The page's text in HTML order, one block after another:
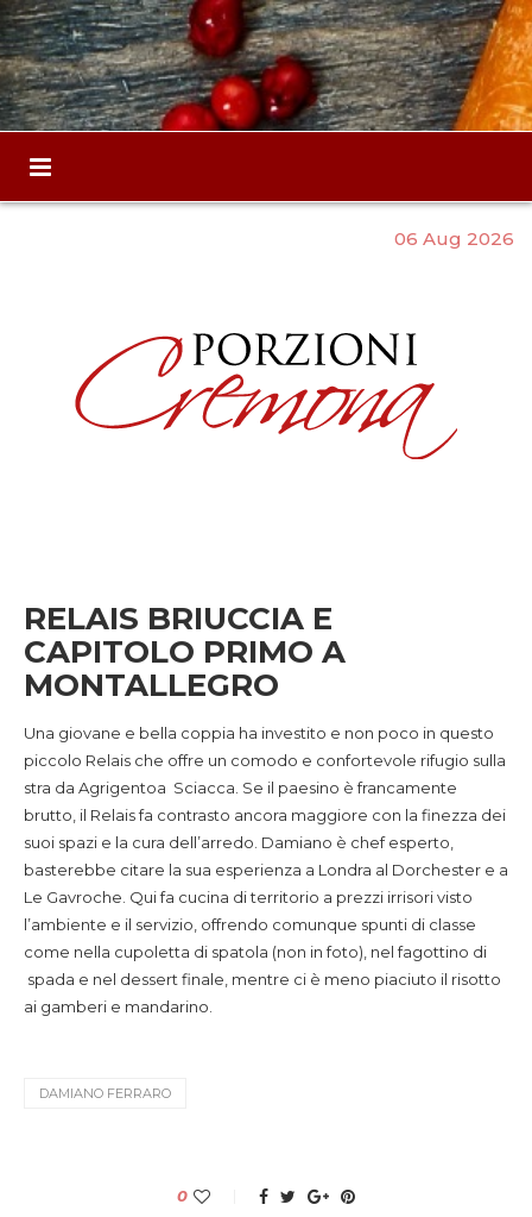
06 Aug 2026
RELAIS BRIUCCIA E
CAPITOLO PRIMO A
MONTALLEGRO
Una giovane e bella coppia ha investito e non poco in questo
piccolo Relais che offre un comodo e confortevole rifugio sulla
stra da Agrigentoa Sciacca. Se il paesino è francamente
brutto, il Relais fa contrasto ancora maggiore con la finezza dei
suoi spazi e la cura dell’arredo. Damiano è chef esperto,
basterebbe citare la sua esperienza a Londra al Dorchester e a
Le Gavroche. Qui fa cucina di territorio a prezzi irrisori visto
l’ambiente e il servizio, offrendo comunque spunti di classe
come nella cupoletta di spatola (non in foto), nel fagottino di
spada e nel dessert finale, mentre ci è meno piaciuto il risotto
ai gamberi e mandarino.
DAMIANO FERRARO
0